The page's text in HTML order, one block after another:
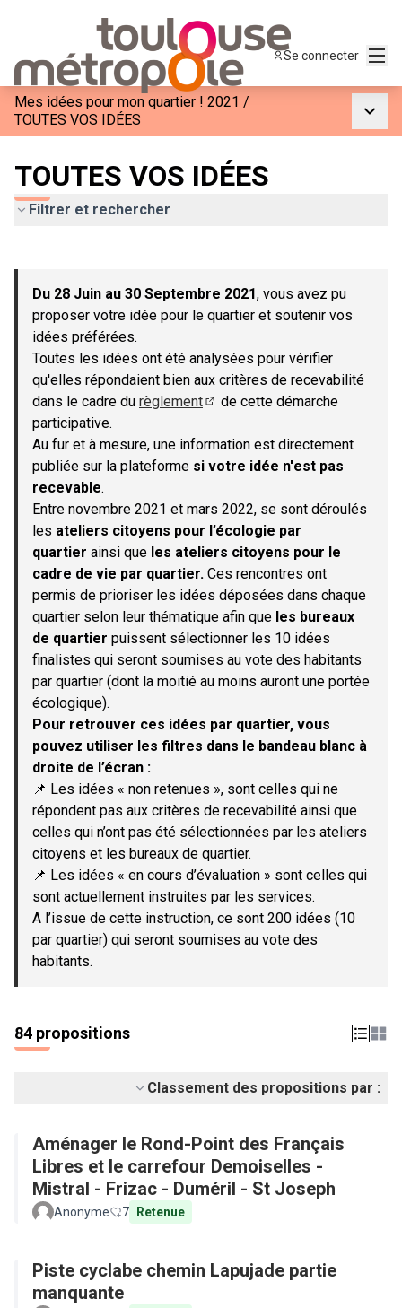
Se connecter
Mes idées pour mon quartier ! 2021 /
TOUTES VOS IDÉES
TOUTES VOS IDÉES
Filtrer et rechercher
−
Du 28 Juin au 30 Septembre 2021, vous avez pu
proposer votre idée pour le quartier et soutenir vos
idées préférées.
Toutes les idées ont été analysées pour vérifier
qu'elles répondaient bien aux critères de recevabilité
dans le cadre du règlement
de cette démarche
participative.
Au fur et à mesure, une information est directement
publiée sur la plateforme si votre idée n'est pas
recevable.
Entre novembre 2021 et mars 2022, se sont déroulés
les ateliers citoyens pour l’écologie par
quartier ainsi que les ateliers citoyens pour le
cadre de vie par quartier. Ces rencontres ont
permis de prioriser les idées déposées dans chaque
quartier selon leur thématique afin que les bureaux
de quartier puissent sélectionner les 10 idées
finalistes qui seront soumises au vote des habitants
par quartier (dont la moitié au moins auront une portée
écologique).
Pour retrouver ces idées par quartier, vous
pouvez utiliser les filtres dans le bandeau blanc à
droite de l’écran :
📌 Les idées « non retenues », sont celles qui ne
répondent pas aux critères de recevabilité ainsi que
celles qui n’ont pas été sélectionnées par les ateliers
citoyens et les bureaux de quartier.
📌 Les idées « en cours d’évaluation » sont celles qui
sont actuellement instruites par les services.
A l’issue de cette instruction, ce sont 200 idées (10
par quartier) qui seront soumises au vote des
habitants.
84 propositions
Classement des propositions par :
Aménager le Rond-Point des Français
Libres et le carrefour Demoiselles -
Mistral - Frizac - Duméril - St Joseph
Anonyme 7 Retenue
Piste cyclabe chemin Lapujade partie
manquante